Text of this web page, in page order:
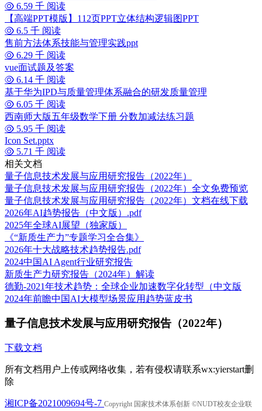
6.59 千 阅读
【高端PPT模版】112页PPT立体结构逻辑图PPT
6.5 千 阅读
售前方法体系技能与管理实践ppt
6.29 千 阅读
vue面试题及答案
6.14 千 阅读
基于华为IPD与质量管理体系融合的研发质量管理
6.05 千 阅读
西南师大版五年级数学下册 分数加减法练习题
5.95 千 阅读
Icon Set.pptx
5.71 千 阅读
相关文档
量子信息技术发展与应用研究报告（2022年）
量子信息技术发展与应用研究报告（2022年）全文免费预览
量子信息技术发展与应用研究报告（2022年）文档在线下载
2026年AI趋势报告（中文版）.pdf
2025年全球AI展望（独家版）
《“新质生产力”专题学习全合集》
2026年十大战略技术趋势报告.pdf
2024中国AI Agent行业研究报告
新质生产力研究报告（2024年）解读
德勤-2021年技术趋势：全球企业加速数字化转型（中文版
2024年前瞻中国AI大模型场景应用趋势蓝皮书
量子信息技术发展与应用研究报告（2022年）
下载文档
所有文档用户上传或网络收集，若有侵权请联系wx:yierstart删
除
湘ICP备2021009694号-7 Copyright 国家技术体系创新 ©NUDT校友企业联